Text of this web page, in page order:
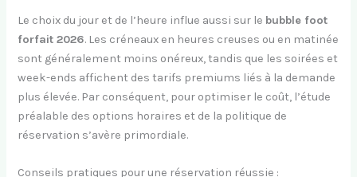
Le choix du jour et de l’heure influe aussi sur le bubble foot
forfait 2026. Les créneaux en heures creuses ou en matinée
sont généralement moins onéreux, tandis que les soirées et
week-ends affichent des tarifs premiums liés à la demande
plus élevée. Par conséquent, pour optimiser le coût, l’étude
préalable des options horaires et de la politique de
réservation s’avère primordiale.
Conseils pratiques pour une réservation réussie :